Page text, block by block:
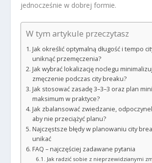
jednocześnie w dobrej formie.
W tym artykule przeczytasz
Jak określić optymalną długość i tempo
uniknąć przemęczenia?
Jak wybrać lokalizację noclegu
zmęczenie podczas city breaku?
Jak stosować zasadę 3–3–3 oraz plan
maksimum w praktyce?
Jak zbalansować zwiedzanie,
aby nie przeciążyć planu?
Najczęstsze błędy w planowaniu city
unikać
FAQ – najczęściej zadawane pytania
Jak radzić sobie z nieprzewidzianymi